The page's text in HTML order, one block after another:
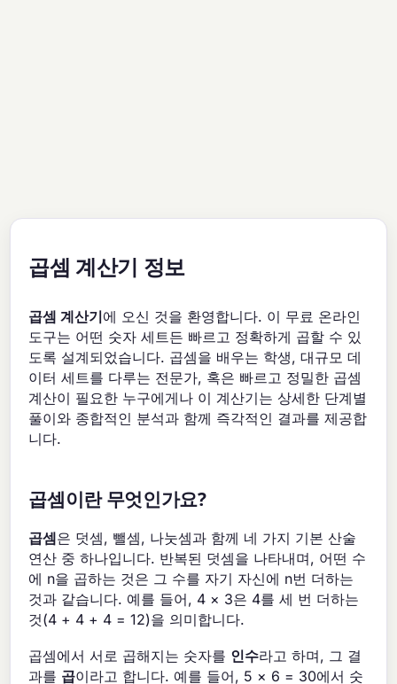
곱셈 계산기 정보
곱셈 계산기에 오신 것을 환영합니다. 이 무료 온라인
도구는 어떤 숫자 세트든 빠르고 정확하게 곱할 수 있
도록 설계되었습니다. 곱셈을 배우는 학생, 대규모 데
이터 세트를 다루는 전문가, 혹은 빠르고 정밀한 곱셈
계산이 필요한 누구에게나 이 계산기는 상세한 단계별
풀이와 종합적인 분석과 함께 즉각적인 결과를 제공합
니다.
곱셈이란 무엇인가요?
곱셈은 덧셈, 뺄셈, 나눗셈과 함께 네 가지 기본 산술
연산 중 하나입니다. 반복된 덧셈을 나타내며, 어떤 수
에 n을 곱하는 것은 그 수를 자기 자신에 n번 더하는
것과 같습니다. 예를 들어, 4 × 3은 4를 세 번 더하는
것(4 + 4 + 4 = 12)을 의미합니다.
곱셈에서 서로 곱해지는 숫자를 인수라고 하며, 그 결
과를 곱이라고 합니다. 예를 들어, 5 × 6 = 30에서 숫